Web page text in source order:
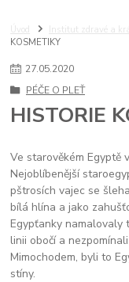
Úvod Institut zdravé a
KOSMETIKY
27.05.2020
PÉČE O PLEŤ
HISTORIE
Ve starověkém Egyptě
Nejoblíbenější
pštrosích vajec se
bílá hlína a jako
Egypťanky namalovaly
linii obočí a
Mimochodem, byli to
stíny.